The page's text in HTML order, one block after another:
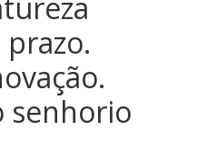
senhorio